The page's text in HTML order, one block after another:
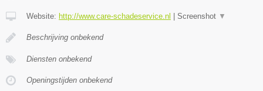
Website: http://www.care-schadeservice.nl Screenshot ▼
Beschrijving onbekend
Diensten onbekend
Openingstijden onbekend